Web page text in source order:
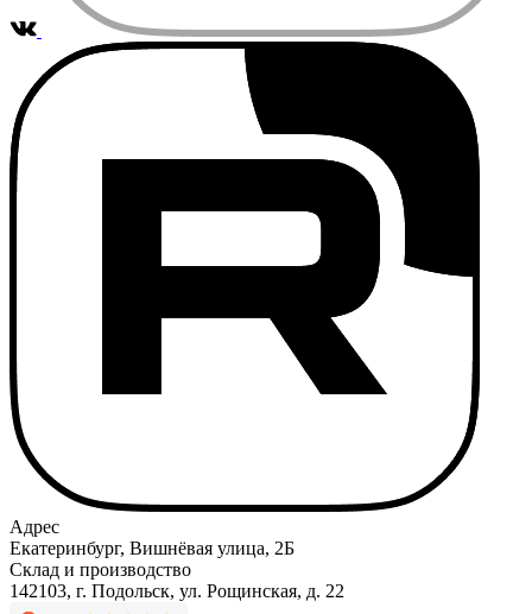
Адрес
Екатеринбург, Вишнёвая улица, 2Б
Склад и производство
142103, г. Подольск, ул. Рощинская, д. 22